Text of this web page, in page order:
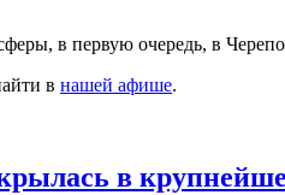
в первую очередь, в
в нашей афише.
в